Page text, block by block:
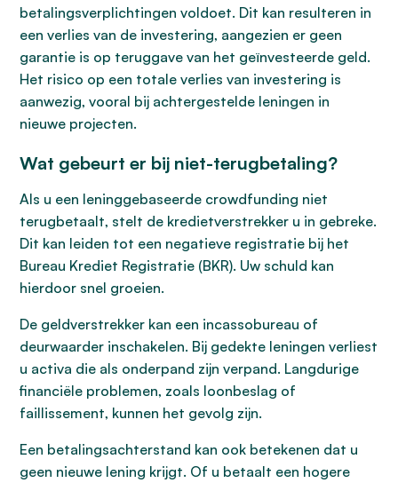
betalingsverplichtingen voldoet. Dit kan resulteren in
een verlies van de investering, aangezien er geen
garantie is op teruggave van het geïnvesteerde geld.
Het risico op een totale verlies van investering is
aanwezig, vooral bij achtergestelde leningen in
nieuwe projecten.
Wat gebeurt er bij niet-terugbetaling?
Als u een leninggebaseerde crowdfunding niet
terugbetaalt, stelt de kredietverstrekker u in gebreke.
Dit kan leiden tot een negatieve registratie bij het
Bureau Krediet Registratie (BKR). Uw schuld kan
hierdoor snel groeien.
De geldverstrekker kan een incassobureau of
deurwaarder inschakelen. Bij gedekte leningen verliest
u activa die als onderpand zijn verpand. Langdurige
financiële problemen, zoals loonbeslag of
faillissement, kunnen het gevolg zijn.
Een betalingsachterstand kan ook betekenen dat u
geen nieuwe lening krijgt. Of u betaalt een hogere